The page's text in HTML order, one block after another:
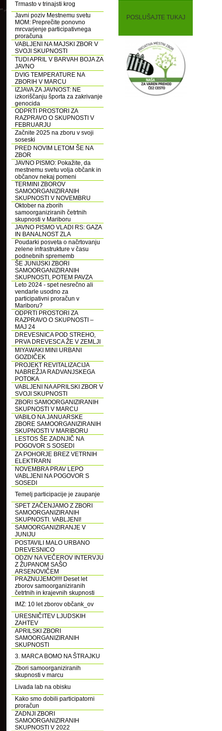
Trmasto v trinajsti krog
Javni poziv Mestnemu svetu
MOM: Preprečite ponovno
mrcvarjenje participativnega
proračuna
VABLJENI NA MAJSKI ZBOR V
SVOJI SKUPNOSTI
TUDI APRIL V BARVAH BOJA ZA
JAVNO
DVIG TEMPERATURE NA
ZBORIH V MARCU
IZJAVA ZA JAVNOST: NE
izkoriščanju športa za zakrivanje
genocida
ODPRTI PROSTORI ZA
RAZPRAVO O SKUPNOSTI V
FEBRUARJU
Začnite 2025 na zboru v svoji
soseski
PRED NOVIM LETOM ŠE NA
ZBOR
JAVNO PISMO: Pokažite, da
mestnemu svetu volja občank in
občanov nekaj pomeni
TERMINI ZBOROV
SAMOORGANIZIRANIH
SKUPNOSTI V NOVEMBRU
Oktober na zborih
samoorganiziranih četrtnih
skupnosti v Mariboru
JAVNO PISMO VLADI RS: GAZA
IN BANALNOST ZLA
Poudarki posveta o načrtovanju
zelene infrastrukture v času
podnebnih sprememb
ŠE JUNIJSKI ZBORI
SAMOORGANIZIRANIH
SKUPNOSTI, POTEM PAVZA
Leto 2024 - spet nesrečno ali
vendarle usodno za
participativni proračun v
Mariboru?
ODPRTI PROSTORI ZA
RAZPRAVO O SKUPNOSTI –
MAJ 24
DREVESNICA POD STREHO,
PRVA DREVESCA ŽE V ZEMLJI
MIYAWAKI MINI URBANI
GOZDIČEK
PROJEKT REVITALIZACIJA
NABREŽJA RADVANJSKEGA
POTOKA
VABLJENI NA APRILSKI ZBOR V
SVOJI SKUPNOSTI
ZBORI SAMOORGANIZIRANIH
SKUPNOSTI V MARCU
VABILO NA JANUARSKE
ZBORE SAMOORGANIZIRANIH
SKUPNOSTI V MARIBORU
LESTOS ŠE ZADNJIČ NA
POGOVOR S SOSEDI
ZA POHORJE BREZ VETRNIH
ELEKTRARN
NOVEMBRA PRAV LEPO
VABLJENI NA POGOVOR S
SOSEDI
Temelj participacije je zaupanje
SPET ZAČENJAMO Z ZBORI
SAMOORGANIZIRANIH
SKUPNOSTI. VABLJENI!
SAMOORGANIZIRANJE V
JUNIJU
POSTAVILI MALO URBANO
DREVESNICO
ODZIV NA VEČEROV INTERVJU
Z ŽUPANOM SAŠO
ARSENOVIČEM
PRAZNUJEMO!!!! Deset let
zborov samoorganiziranih
četrtnih in krajevnih skupnosti
IMZ: 10 let zborov občank_ov
URESNIČITEV LJUDSKIH
ZAHTEV
APRILSKI ZBORI
SAMOORGANIZIRANIH
SKUPNOSTI
3. MARCA BOMO NA ŠTRAJKU
Zbori samoorganiziranih
skupnosti v marcu
Livada lab na obisku
Kako smo dobili participatorni
proračun
ZADNJI ZBORI
SAMOORGANIZIRANIH
SKUPNOSTI V 2022
POSLUŠAJTE TUKAJ